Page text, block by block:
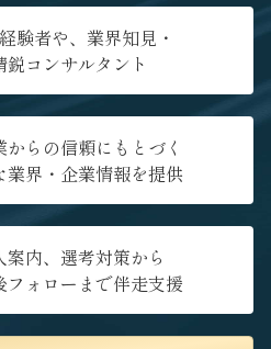
験者や、業界知見・
鋭コンサルタント
らの信頼にもとづく
業界・企業情報を提供
内、選考対策から
ォローまで伴走支援